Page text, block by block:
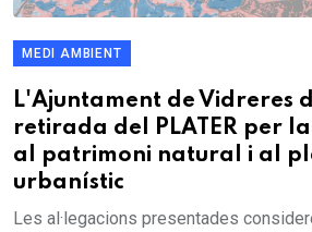
MEDI AMBIENT
L'Ajuntament de Vidreres
retirada del PLATER per
al patrimoni natural i al
urbanístic
Les al·legacions presentades